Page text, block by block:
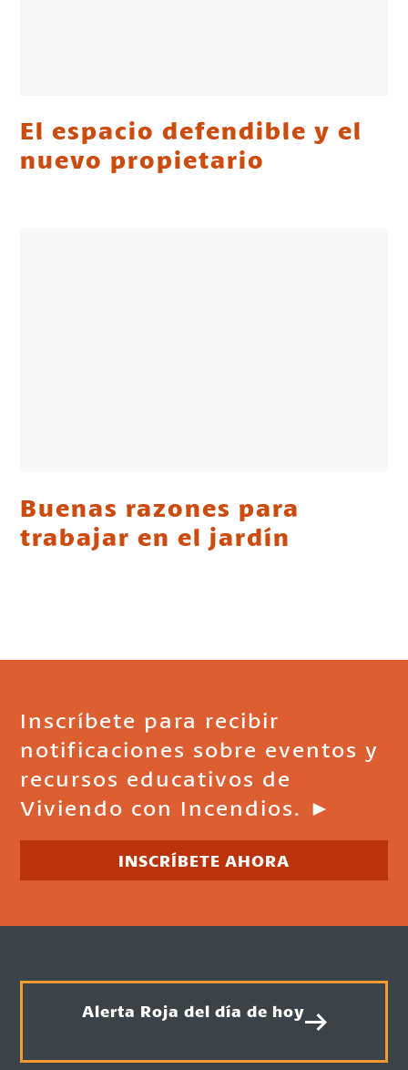
El espacio defendible y el
nuevo propietario
Buenas razones para
trabajar en el jardín
Inscríbete para recibir
notificaciones sobre eventos y
recursos educativos de
Viviendo con Incendios. ►
INSCRÍBETE AHORA
Alerta Roja del día de hoy